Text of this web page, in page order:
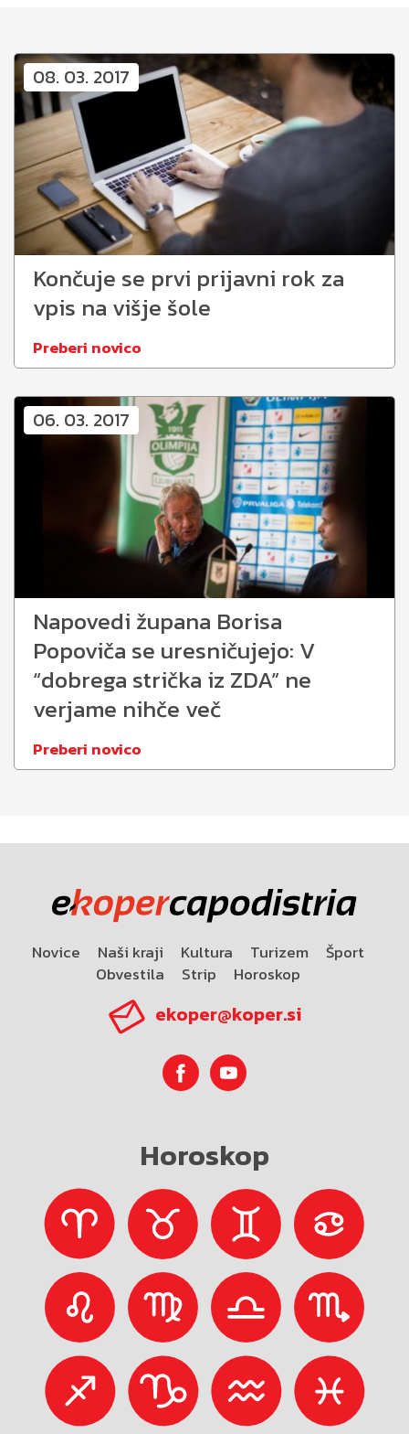
08. 03. 2017
Končuje se prvi prijavni rok za
vpis na višje šole
Preberi novico
06. 03. 2017
Napovedi župana Borisa
Popoviča se uresničujejo: V
“dobrega strička iz ZDA” ne
verjame nihče več
Preberi novico
Novice Naši kraji Kultura Turizem
Šport
Obvestila
Strip Horoskop
ekoper@koper.si
Horoskop